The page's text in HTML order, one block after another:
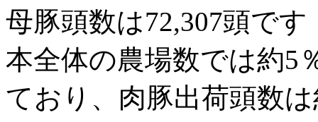
母豚頭数は72,307頭で
本全体の農場数では約5
ており、肉豚出荷頭数